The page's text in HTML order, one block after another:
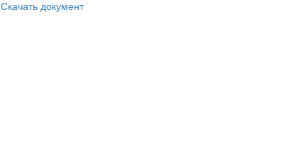
Скачать документ